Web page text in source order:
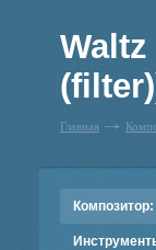
Главная
Композитор: